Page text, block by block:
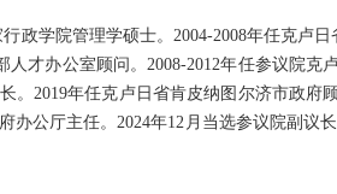
政学院管理学硕士。2004-2008年任克卢
才办公室顾问。2008-2012年任参议院克
。2019年任克卢日省肯皮纳图尔济市政府
办公厅主任。2024年12月当选参议院副议